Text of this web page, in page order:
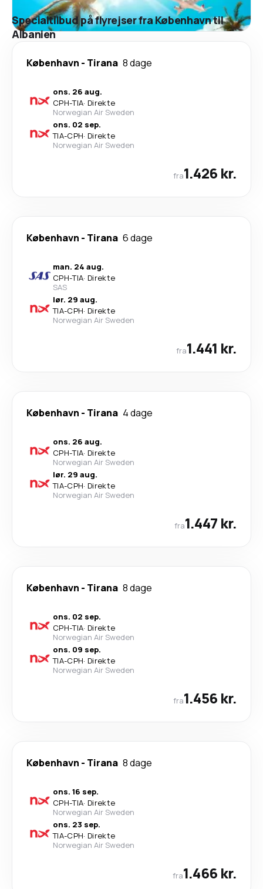
Specialtilbud på flyrejser fra København til
Albanien
København - Tirana 8 dage
ons. 26 aug.
CPH-TIA· Direkte
Norwegian Air Sweden
ons. 02 sep.
TIA-CPH· Direkte
Norwegian Air Sweden
fra1.426 kr.
København - Tirana 6 dage
man. 24 aug.
CPH-TIA· Direkte
SAS
lør. 29 aug.
TIA-CPH· Direkte
Norwegian Air Sweden
fra1.441 kr.
København - Tirana 4 dage
ons. 26 aug.
CPH-TIA· Direkte
Norwegian Air Sweden
lør. 29 aug.
TIA-CPH· Direkte
Norwegian Air Sweden
fra1.447 kr.
København - Tirana 8 dage
ons. 02 sep.
CPH-TIA· Direkte
Norwegian Air Sweden
ons. 09 sep.
TIA-CPH· Direkte
Norwegian Air Sweden
fra1.456 kr.
København - Tirana 8 dage
ons. 16 sep.
CPH-TIA· Direkte
Norwegian Air Sweden
ons. 23 sep.
TIA-CPH· Direkte
Norwegian Air Sweden
fra1.466 kr.